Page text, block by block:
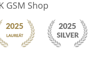
GSM Shop